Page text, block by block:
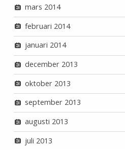
mars 2014
februari 2014
januari 2014
december 2013
oktober 2013
september 2013
augusti 2013
juli 2013